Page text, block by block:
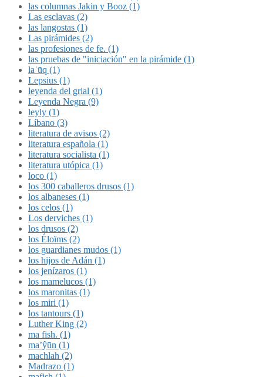
las columnas Jakin y Booz (1)
Las esclavas (2)
las langostas (1)
Las pirámides (2)
las profesiones de fe. (1)
las pruebas de "iniciación" en la pirámide (1)
laʿūq (1)
Lepsius (1)
leyenda del grial (1)
Leyenda Negra (9)
leyly (1)
Líbano (3)
literatura de avisos (2)
literatura española (1)
literatura socialista (1)
literatura utópica (1)
loco (1)
los 300 caballeros drusos (1)
los albaneses (1)
los celos (1)
Los derviches (1)
los drusos (2)
los Éloïms (2)
los guardianes mudos (1)
los hijos de Adán (1)
los jenízaros (1)
los mamelucos (1)
los maronitas (1)
los miri (1)
los tantours (1)
Luther King (2)
ma fish. (1)
ma’ŷūn (1)
machlah (2)
Madrazo (1)